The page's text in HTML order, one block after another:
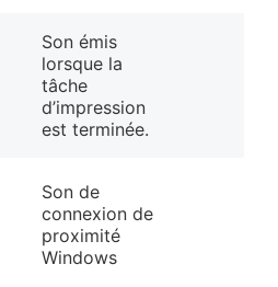
Son émis
lorsque la
tâche
d’impression
est terminée.
Son de
connexion de
proximité
Windows